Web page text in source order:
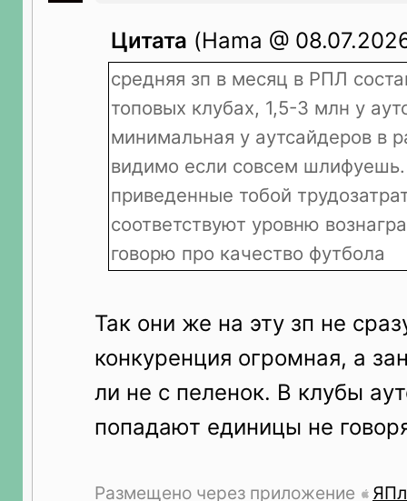
Цитата (Hama @
средняя зп в месяц в РПЛ
топовых клубах, 1,5-3 млн у
минимальная у аутсайдеров в
видимо если совсем
приведенные тобой
соответствуют уровню
говорю про качество футбола
Так они же на эту зп не
конкуренция огромная, а
ли не с пеленок. В клубы
попадают единицы не
Размещено через приложение